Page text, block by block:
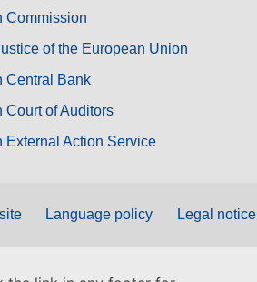
Commission
of the European Union
Central Bank
Court of Auditors
External Action Service
Language policy Legal notice